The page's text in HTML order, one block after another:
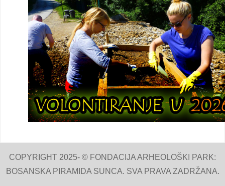
COPYRIGHT 2025- © FONDACIJA ARHEOLOŠKI PARK:
BOSANSKA PIRAMIDA SUNCA. SVA PRAVA ZADRŽANA.